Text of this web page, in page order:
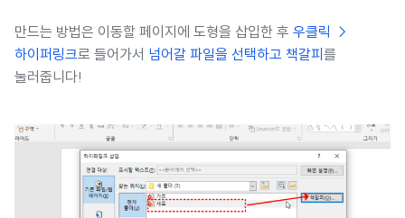
만드는 방법은 이동할 페이지에 도형을 삽입한 후 우클릭 →
하이퍼링크로 들어가서 넘어갈 파일을 선택하고 책갈피 를
눌러줍니다!​